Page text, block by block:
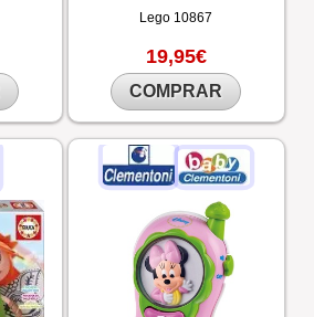
Lego 10867
19,95€
COMPRAR